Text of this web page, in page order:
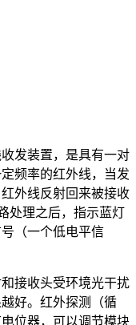
发装置，是具有一对
频率的红外线，当发
外线反射回来被接收
处理之后，指示蓝灯
（一个低电平信
接收头受环境光干扰
好。红外探测（循
位器，可以调节模块